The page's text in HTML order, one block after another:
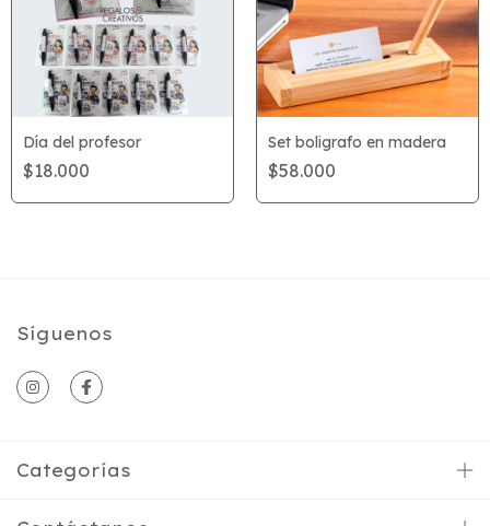
Día del profesor
$18.000
Set boligrafo en madera
$58.000
Síguenos
Categorías